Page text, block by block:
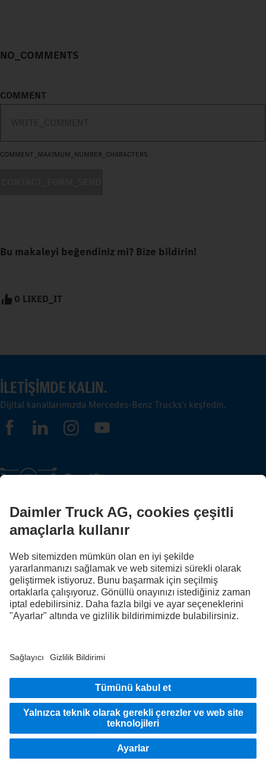
NO_COMMENTS
COMMENT
COMMENT_MAXIMUM_NUMBER_CHARACTERS
Bu makaleyi beğendiniz mi? Bize bildirin!
0 LIKED_IT
İLETIŞIMDE KALIN.
Dijital kanallarımızda Mercedes-Benz Trucks'ı keşfedin.
FOLLOW THE ROADSTARS.
Deneyimlerinizi şimdi diğer kamyon sürücüleriyle paylaşın.
Haydi katılın
Veri koruması yol yardım